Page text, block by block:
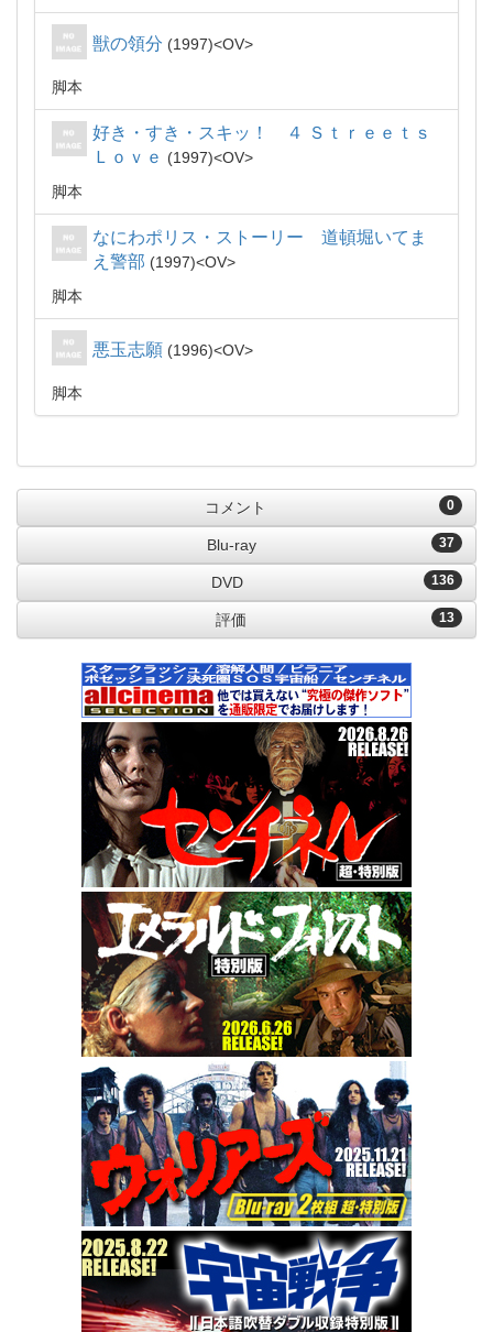
獣の領分 1997 OV
脚本
好き・すき・スキッ！ ４ Ｓｔｒｅｅｔｓ
Ｌｏｖｅ
1997
OV
脚本
なにわポリス・ストーリー 道頓堀いてま
え警部
1997
OV
脚本
悪玉志願 1996 OV
脚本
0
コメント
37
Blu-ray
136
DVD
13
評価